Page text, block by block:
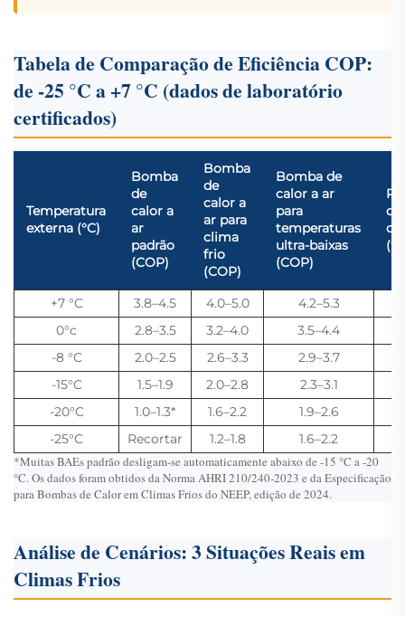
Tabela de Comparação de Eficiência COP:
de -25 °C a +7 °C (dados de laboratório
certificados)
Temperatura
externa (°C)
Bomba
de
calor a
ar
padrão
(COP)
Bomba
de
calor a
ar para
clima
frio
(COP)
Bomba de
calor a ar
para
temperaturas
ultra-baixas
(COP)
de
(%)
+7 °C 3.8–4.5 4.0–5.0
4.2–5.3
0°c
2.8–3.5 3.2–4.0 3.5–4.4
-8 °C
2.0–2.5 2.6–3.3 2.9–3.7
-15°C
1.5–1.9 2.0–2.8 2.3–3.1
-20°C
1.0–1.3* 1.6–2.2 1.9–2.6
-25°C
Recortar 1.2–1.8 1.6–2.2
*Muitas BAEs padrão desligam-se automaticamente abaixo de -15 °C a -20
°C. Os dados foram obtidos da Norma AHRI 210/240-2023 e da Especificação
para Bombas de Calor em Climas Frios do NEEP, edição de 2024.
Análise de Cenários: 3 Situações Reais em
Climas Frios